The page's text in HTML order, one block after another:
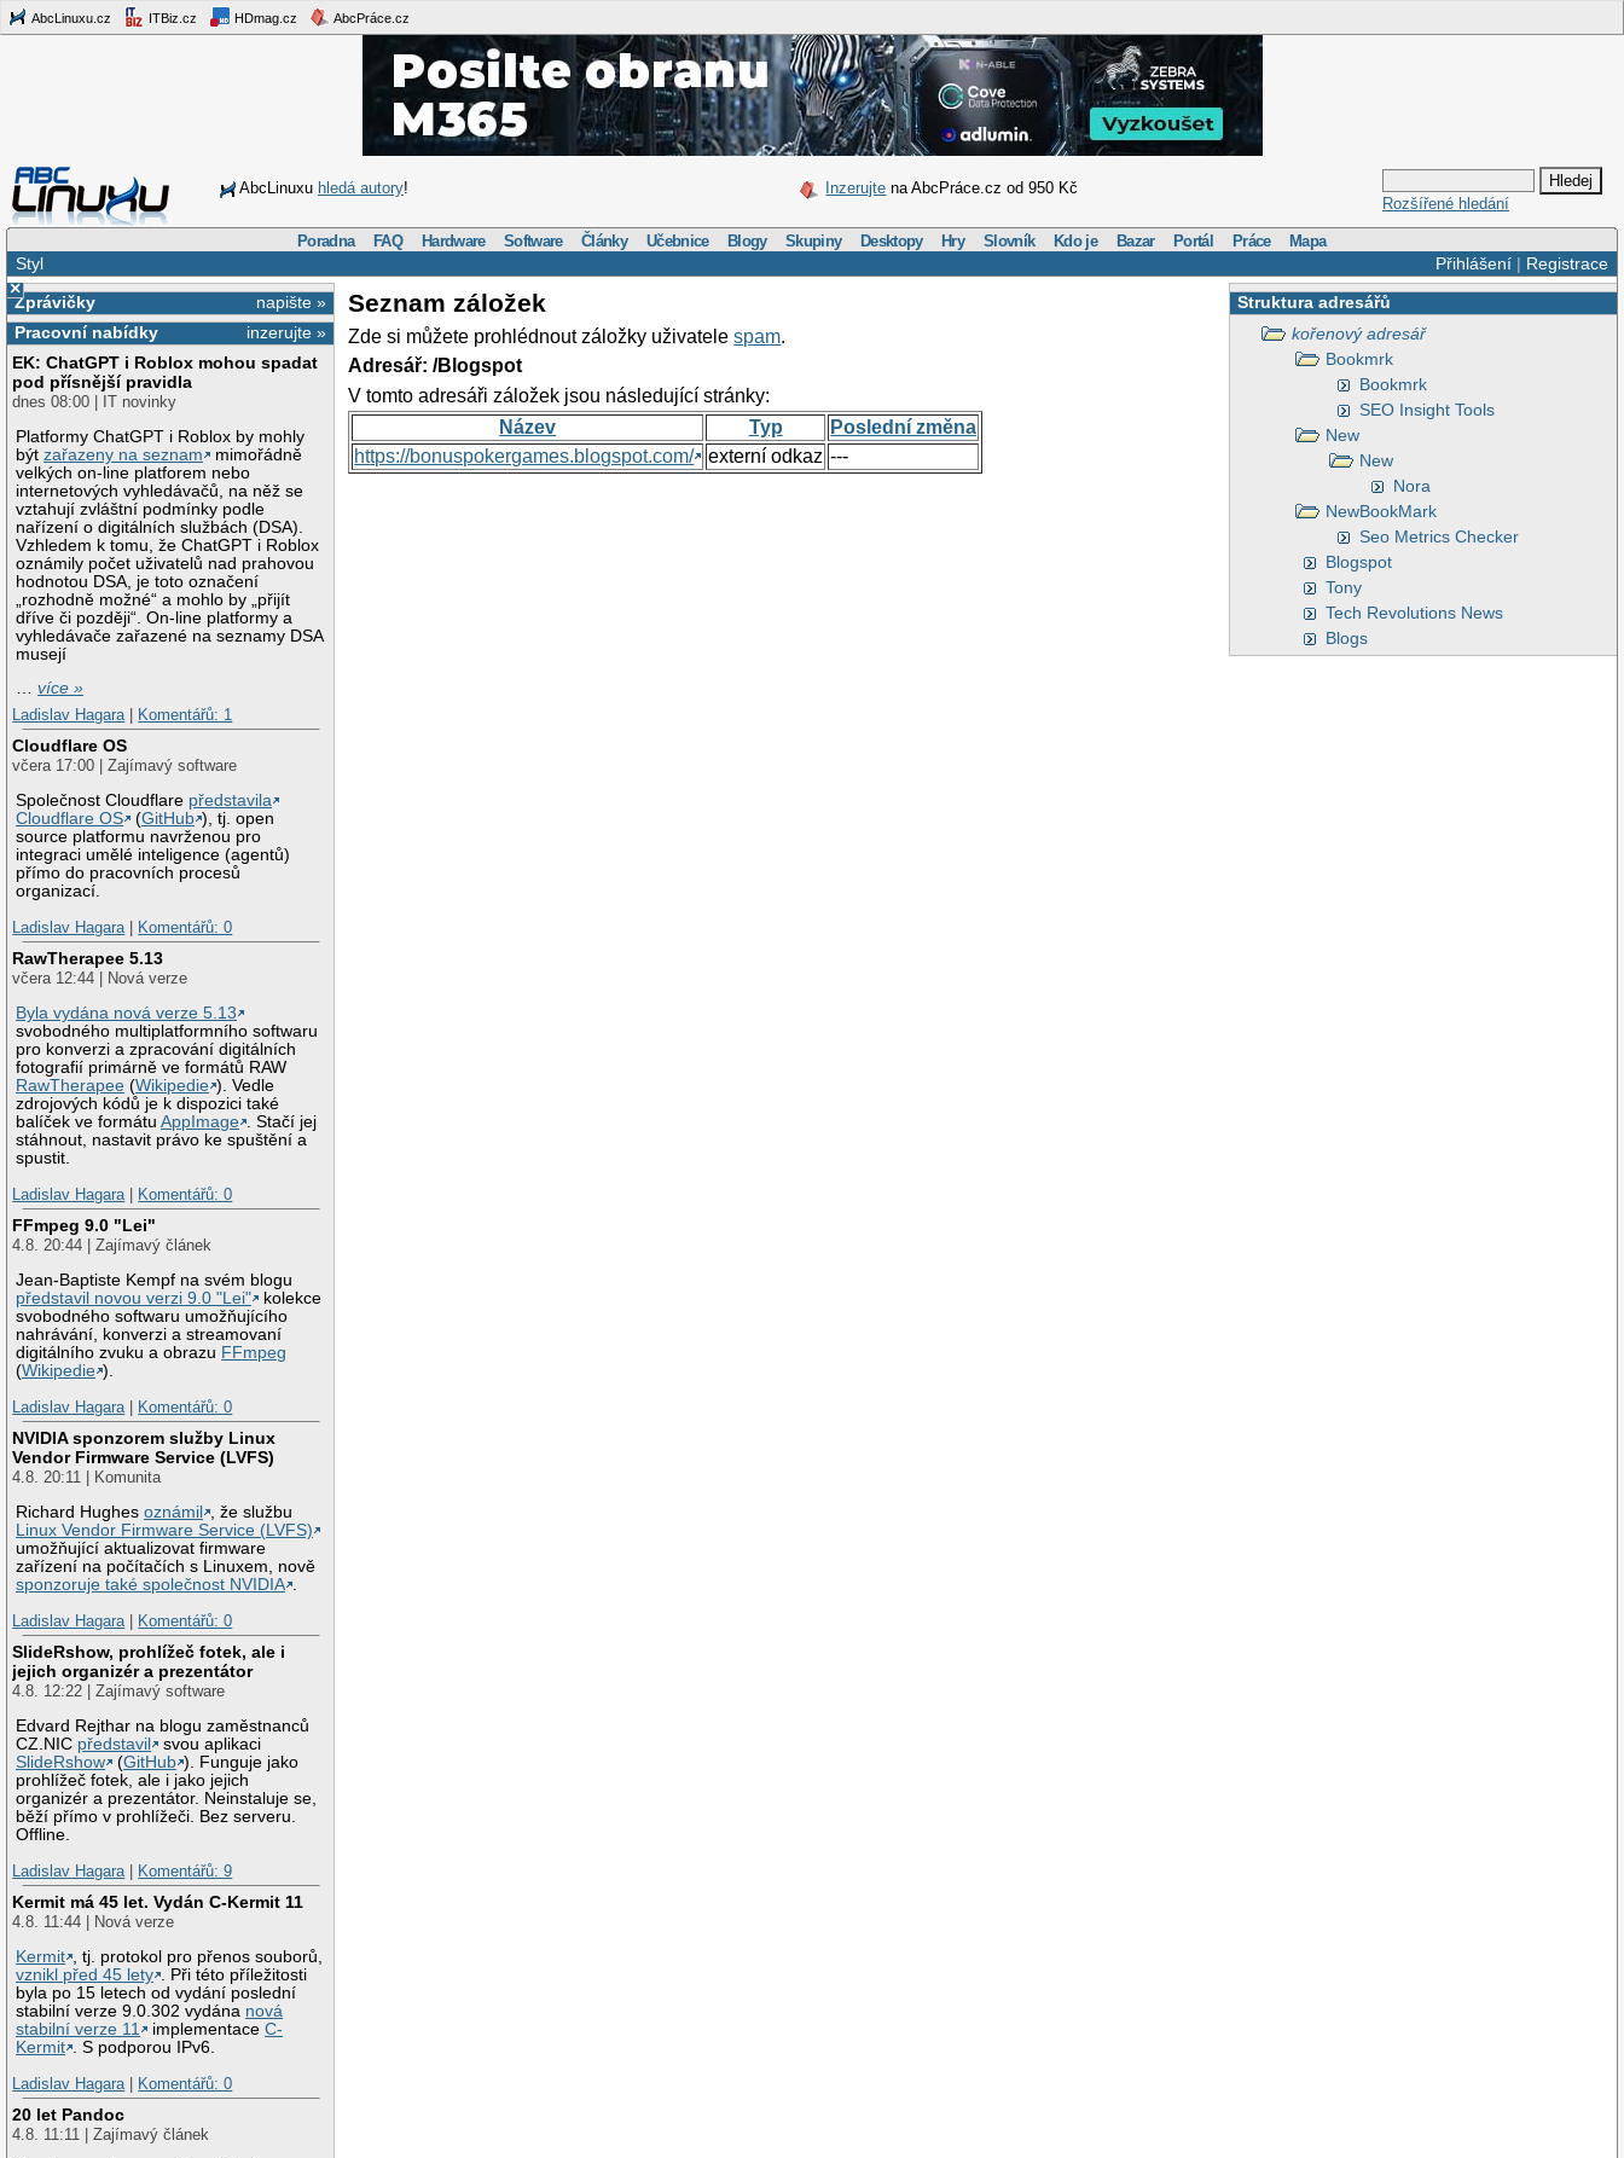
AbcLinuxu.cz ITBiz.cz HDmag.cz AbcPráce.cz
AbcLinuxu hledá autory! Inzerujte na AbcPráce.cz od 950 Kč
Rozšířené hledání
Poradna FAQ Hardware Software Články Učebnice Blogy Skupiny Desktopy Hry Slovník Kdo je Bazar Portál Práce Mapa
Přihlášení| Registrace
Styl
×
napište »
Zprávičky
inzerujte »
Pracovní nabídky
EK: ChatGPT i Roblox mohou spadat
pod přísnější pravidla
dnes 08:00 | IT novinky
Platformy ChatGPT i Roblox by mohly
býtzařazeny na seznam
mimořádně
velkých on-line platforem nebo
internetových vyhledávačů, na něž se
vztahují zvláštní podmínky podle
nařízení o digitálních službách (DSA).
Vzhledem k tomu, že ChatGPT i Roblox
oznámily počet uživatelů nad prahovou
hodnotou DSA, je toto označení
„rozhodně možné“ a mohlo by „přijít
dříve či později“. On-line platformy a
vyhledávače zařazené na seznamy DSA
musejí
…více »
Ladislav Hagara
Komentářů: 1
Cloudflare OS
včera 17:00 | Zajímavý software
Společnost Cloudflare představila
Cloudflare OS
(GitHub ), tj. open
source platformu navrženou pro
integraci umělé inteligence (agentů)
přímo do pracovních procesů
organizací.
Ladislav Hagara
Komentářů: 0
RawTherapee 5.13
včera 12:44 | Nová verze
Byla vydána nová verze 5.13
svobodného multiplatformního softwaru
pro konverzi a zpracování digitálních
fotografií primárně ve formátů RAW
RawTherapee (Wikipedie ). Vedle
zdrojových kódů je k dispozici také
balíček ve formátuAppImage . Stačí jej
stáhnout, nastavit právo ke spuštění a
spustit.
Ladislav Hagara
Komentářů: 0
FFmpeg 9.0 "Lei"
4.8. 20:44 | Zajímavý článek
Jean-Baptiste Kempf na svém blogu
představil novou verzi 9.0 "Lei"
kolekce
svobodného softwaru umožňujícího
nahrávání, konverzi a streamovaní
digitálního zvuku a obrazu FFmpeg
(Wikipedie ).
Ladislav Hagara
Komentářů: 0
NVIDIA sponzorem služby Linux
Vendor Firmware Service (LVFS)
4.8. 20:11 | Komunita
Richard Hughesoznámil
, že službu
Linux Vendor Firmware Service (LVFS)
umožňující aktualizovat firmware
zařízení na počítačích s Linuxem, nově
sponzoruje také společnost NVIDIA .
Ladislav Hagara | Komentářů: 0
SlideRshow, prohlížeč fotek, ale i
jejich organizér a prezentátor
4.8. 12:22 | Zajímavý software
Edvard Rejthar na blogu zaměstnanců
CZ.NIC představil
svou aplikaci
SlideRshow
(GitHub ). Funguje jako
prohlížeč fotek, ale i jako jejich
organizér a prezentátor. Neinstaluje se,
běží přímo v prohlížeči. Bez serveru.
Offline.
Ladislav Hagara | Komentářů: 9
Kermit má 45 let. Vydán C-Kermit 11
4.8. 11:44 | Nová verze
Kermit , tj. protokol pro přenos souborů,
vznikl před 45 lety . Při této příležitosti
byla po 15 letech od vydání poslední
stabilní verze 9.0.302 vydána nová
stabilní verze 11
implementaceC-
Kermit . S podporou IPv6.
Ladislav Hagara | Komentářů: 0
20 let Pandoc
4.8. 11:11 | Zajímavý článek
Struktura adresářů
kořenový adresář
Bookmrk
Bookmrk
SEO Insight Tools
New
New
Nora
NewBookMark
Seo Metrics Checker
Blogspot
Tony
Tech Revolutions News
Blogs
Seznam záložek
Zde si můžete prohlédnout záložky uživatelespam.
Adresář: /Blogspot
V tomto adresáři záložek jsou následující stránky:
Název
Typ
Poslední změna
https://bonuspokergames.blogspot.com/
externí odkaz ---